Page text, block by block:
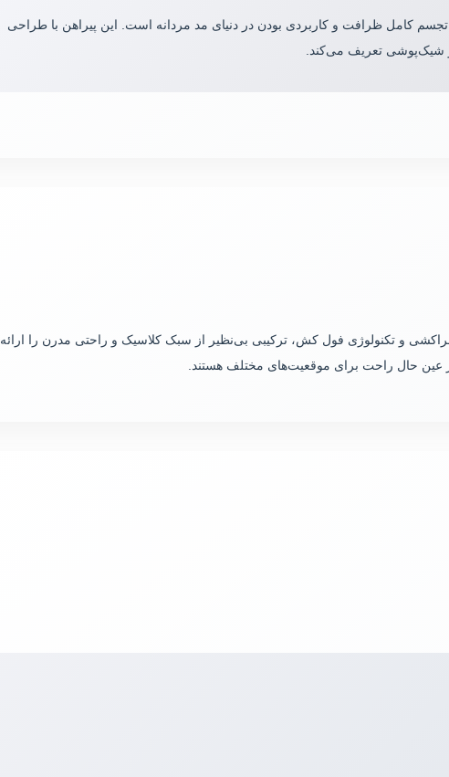
کامل ظرافت و کاربردی بودن در دنیای مد مردانه است. این پیراهن با طراحی
شیک‌پوشی تعریف می‌کند.
مراکشی و تکنولوژی فول کش، ترکیبی بی‌نظیر از سبک کلاسیک و راحتی مدرن را ارائه
حال راحت برای موقعیت‌های مختلف هستند.